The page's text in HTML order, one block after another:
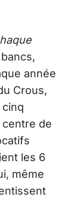
année
Crous,
de
les 6
même